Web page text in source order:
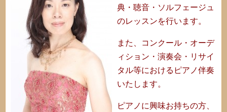
典・聴音・ソルフェージュ
のレッスンを行います。
また、コンクール・オーデ
ィション・演奏会・リサイ
タル等におけるピアノ伴奏
いたします。
ピアノに興味お持ちの方、